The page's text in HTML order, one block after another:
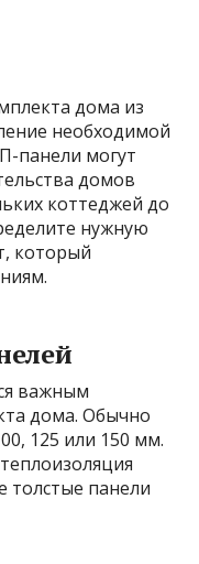
дома из
необходимой
панели могут
домов
коттеджей до
нужную
который
важным
дома. Обычно
125 или 150 мм.
толстые панели